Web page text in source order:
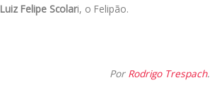
Luiz Felipe Scolari, o Felipão.
Por Rodrigo Trespach.